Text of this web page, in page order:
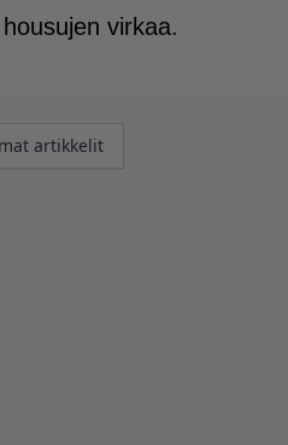
virkaa.
artikkelit